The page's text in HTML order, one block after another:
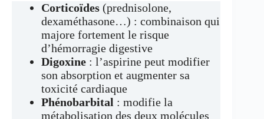
Corticoïdes (prednisolone,
dexaméthasone…) : combinaison qui
majore fortement le risque
d’hémorragie digestive
Digoxine : l’aspirine peut modifier
son absorption et augmenter sa
toxicité cardiaque
Phénobarbital : modifie la
métabolisation des deux molécules